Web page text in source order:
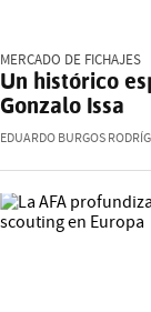
MERCADO DE FICHAJES
Un histórico
Gonzalo Issa
EDUARDO BURGOS